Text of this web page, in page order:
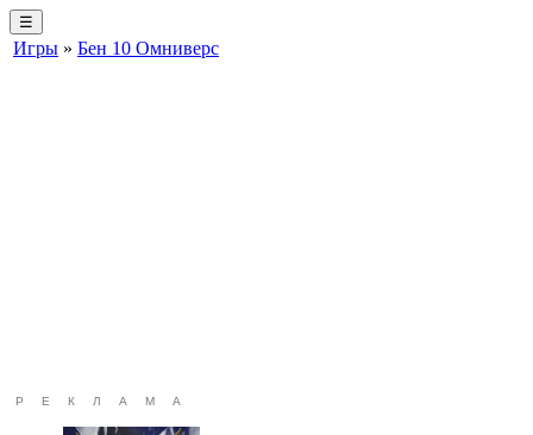
☰
Игры » Бен 10 Омниверс
РЕКЛАМА